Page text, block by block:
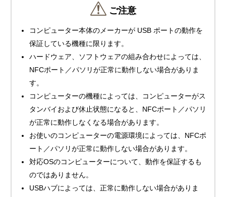
ご注意
コンピューター本体のメーカーが USB ポートの動作を
保証している機種に限ります。
ハードウェア、ソフトウェアの組み合わせによっては、
NFCポート／パソリが正常に動作しない場合がありま
す。
コンピューターの機種によっては、コンピューターがス
タンバイおよび休止状態になると、NFCポート／パソリ
が正常に動作しなくなる場合があります。
お使いのコンピューターの電源環境によっては、NFCポ
ート／パソリが正常に動作しない場合があります。
対応OSのコンピューターについて、動作を保証するも
のではありません。
USBハブによっては、正常に動作しない場合がありま